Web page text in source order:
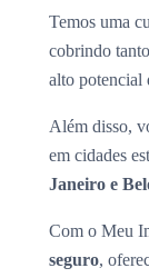
Temos uma
cobrindo
alto potencial
Além disso,
em cidades
Janeiro e
Com o Meu
seguro,